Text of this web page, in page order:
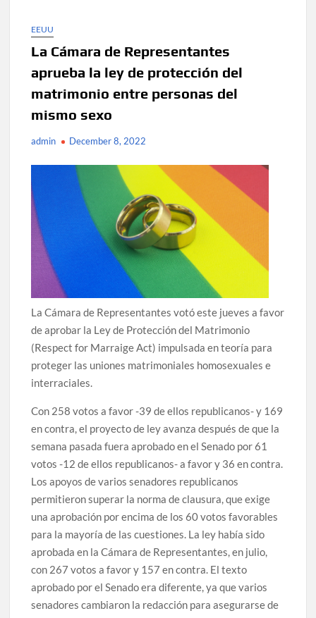
EEUU
La Cámara de Representantes
aprueba la ley de protección del
matrimonio entre personas del
mismo sexo
admin December 8, 2022
La Cámara de Representantes votó este jueves a favor
de aprobar la Ley de Protección del Matrimonio
(Respect for Marraige Act) impulsada en teoría para
proteger las uniones matrimoniales homosexuales e
interraciales.
Con 258 votos a favor -39 de ellos republicanos- y 169
en contra, el proyecto de ley avanza después de que la
semana pasada fuera aprobado en el Senado por 61
votos -12 de ellos republicanos- a favor y 36 en contra.
Los apoyos de varios senadores republicanos
permitieron superar la norma de clausura, que exige
una aprobación por encima de los 60 votos favorables
para la mayoría de las cuestiones. La ley había sido
aprobada en la Cámara de Representantes, en julio,
con 267 votos a favor y 157 en contra. El texto
aprobado por el Senado era diferente, ya que varios
senadores cambiaron la redacción para asegurarse de